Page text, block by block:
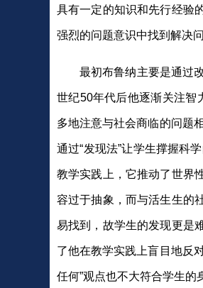
具有一定的知识和先行经验
强烈的问题意识中找到解决
最初布鲁纳主要是通过
世纪50年代后他逐渐关注智
多地注意与社会商临的问题
通过“发现法”让学生撑握科
教学实践上，它推动了世界
容过于抽象，而与活生生的
易找到，故学生的发现更是
了他在教学实践上盲目地反
任何”观点也不大符合学生的